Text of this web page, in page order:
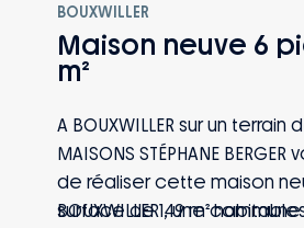
BOUXWILLER
Maison neuve 6
m²
A BOUXWILLER sur un terrain
MAISONS STÉPHANE
de réaliser cette maison
surface de 149 m²
BOUXWILLER , une